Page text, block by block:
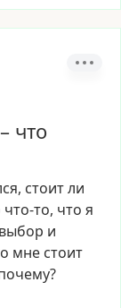
что
стоитли
что-то, что я
выбор и
мне стоит